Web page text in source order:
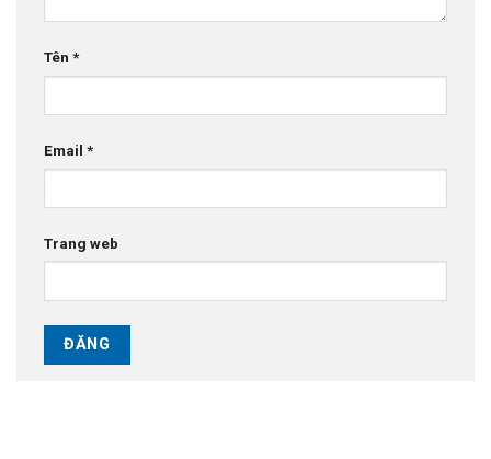
Tên *
Email *
Trang web